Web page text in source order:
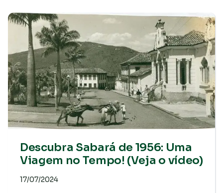
Descubra Sabará de 1956: Uma
Viagem no Tempo! (Veja o vídeo)
17/07/2024